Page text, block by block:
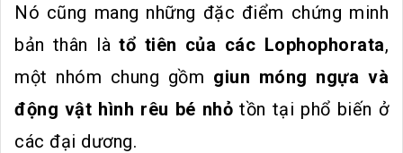
Nó cũng mang những đặc điểm chứng minh
bản thân là tổ tiên của các Lophophorata,
một nhóm chung gồm giun móng ngựa và
động vật hình rêu bé nhỏtồn tại phổ biến ở
các đại dương.